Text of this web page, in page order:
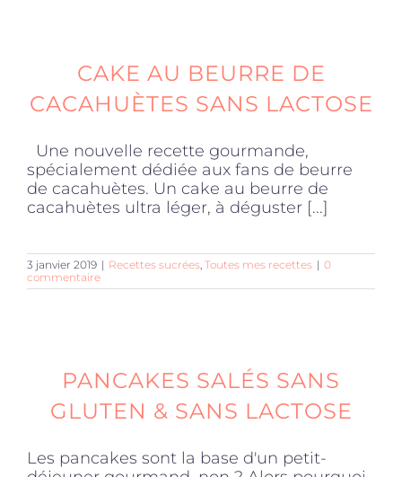
CAKE AU BEURRE DE
CACAHUÈTES SANS LACTOSE
Une nouvelle recette gourmande,
spécialement dédiée aux fans de beurre
de cacahuètes. Un cake au beurre de
cacahuètes ultra léger, à déguster [...]
3 janvier 2019 | Recettes sucrées, Toutes mes recettes | 0
commentaire
PANCAKES SALÉS SANS
GLUTEN & SANS LACTOSE
Les pancakes sont la base d'un petit-